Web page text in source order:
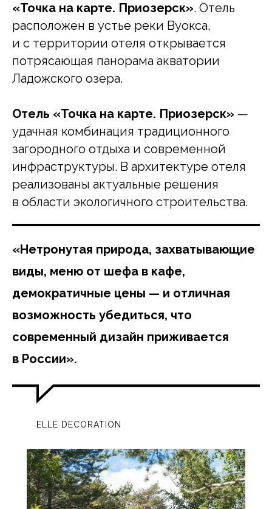
«Точка на карте. Приозерск». Отель
расположен в устье реки Вуокса,
и с территории отеля открывается
потрясающая панорама акватории
Ладожского озера.
Отель «Точка на карте. Приозерск» —
удачная комбинация традиционного
загородного отдыха и современной
инфраструктуры. В архитектуре отеля
реализованы актуальные решения
в области экологичного строительства.
«Нетронутая природа, захватывающие
виды, меню от шефа в кафе,
демократичные цены — и отличная
возможность убедиться, что
современный дизайн приживается
в России».
ELLE DECORATION